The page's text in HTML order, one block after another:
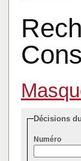
Décisions
Numéro